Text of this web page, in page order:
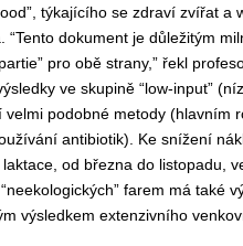
týkajícího se zdraví zvířat
“Tento dokument je důležitým
pro obě strany,” řekl
ve skupině “low-input”
podobné metody
antibiotik). Ke snížení
od března do listopadu,
farem má také
výsledkem extenzivního